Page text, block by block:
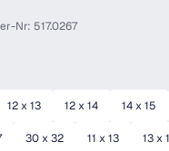
Nr: 517.0267
12 x 13 12 x 14 14 x 15
nicht verfügbar.)
30 x 32 11 x 13 13 x